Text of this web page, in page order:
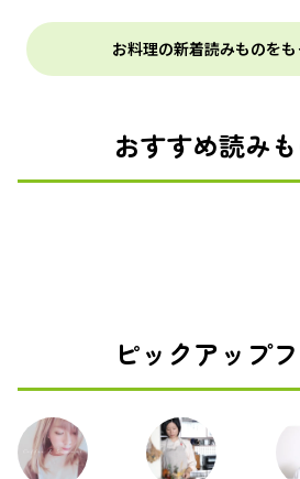
お料理の新着読みものを
おすすめ読み
ピックアップ